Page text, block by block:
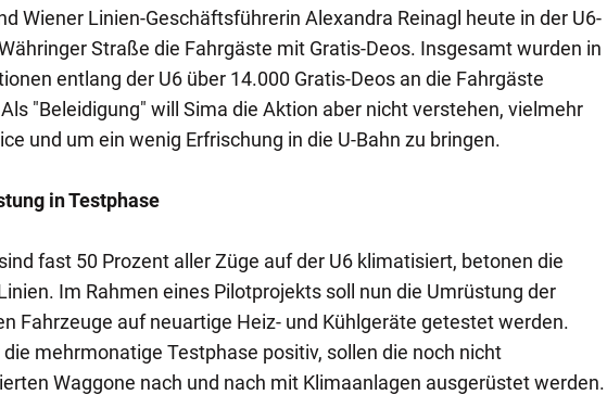
Wiener Linien-Geschäftsführerin Alexandra Reinagl heute in der U6-
Straße die Fahrgäste mit Gratis-Deos. Insgesamt wurden in
entlang der U6 über 14.000 Gratis-Deos an die Fahrgäste
"Beleidigung" will Sima die Aktion aber nicht verstehen, vielmehr
und um ein wenig Erfrischung in die U-Bahn zu bringen.
in Testphase
fast 50 Prozent aller Züge auf der U6 klimatisiert, betonen die
Im Rahmen eines Pilotprojekts soll nun die Umrüstung der
Fahrzeuge auf neuartige Heiz- und Kühlgeräte getestet werden.
mehrmonatige Testphase positiv, sollen die noch nicht
Waggone nach und nach mit Klimaanlagen ausgerüstet werden.